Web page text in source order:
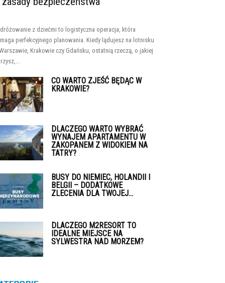
z dziećmi to logistyczna operacja, która
perfekcyjnego planowania. Kiedy lądujesz na lotnisku
Krakowie czy Gdańsku, ostatnią rzeczą, o jakiej
CO WARTO ZJEŚĆ BĘDĄC W
KRAKOWIE?
DLACZEGO WARTO WYBRAĆ
WYNAJEM APARTAMENTU W
ZAKOPANEM Z WIDOKIEM NA
TATRY?
BUSY DO NIEMIEC, HOLANDII I
BELGII – DODATKOWE
ZLECENIA DLA TWOJEJ...
DLACZEGO M2RESORT TO
IDEALNE MIEJSCE NA
SYLWESTRA NAD MORZEM?